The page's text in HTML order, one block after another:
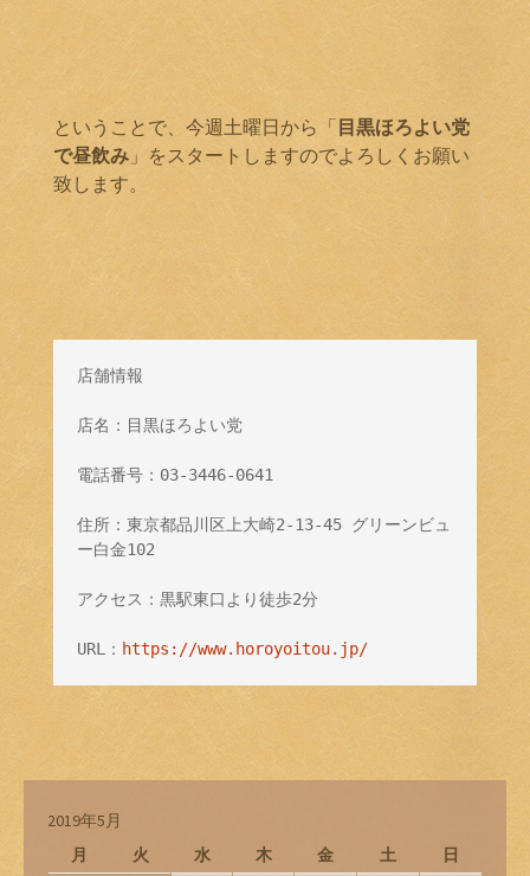
ということで、今週土曜日から「目黒ほろよい党
で昼飲み 」をスタートしますのでよろしくお願い
致します。
店舗情報
店名：目黒ほろよい党
電話番号：03-3446-0641
住所：東京都品川区上大崎2-13-45 グリーンビュ
ー白金102
アクセス：黒駅東口より徒歩2分
URL： https://www.horoyoitou.jp/
2019年5月
月
火 水 木 金 土 日